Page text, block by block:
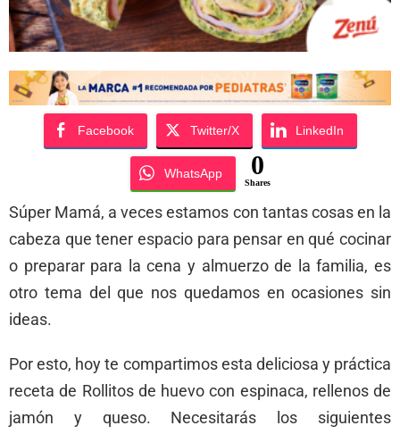
Facebook Twitter/X LinkedIn
WhatsApp 0
Shares
Súper Mamá, a veces estamos con tantas cosas en la
cabeza que tener espacio para pensar en qué cocinar
o preparar para la cena y almuerzo de la familia, es
otro tema del que nos quedamos en ocasiones sin
ideas.
Por esto, hoy te compartimos esta deliciosa y práctica
receta de Rollitos de huevo con espinaca, rellenos de
jamón y queso. Necesitarás los siguientes